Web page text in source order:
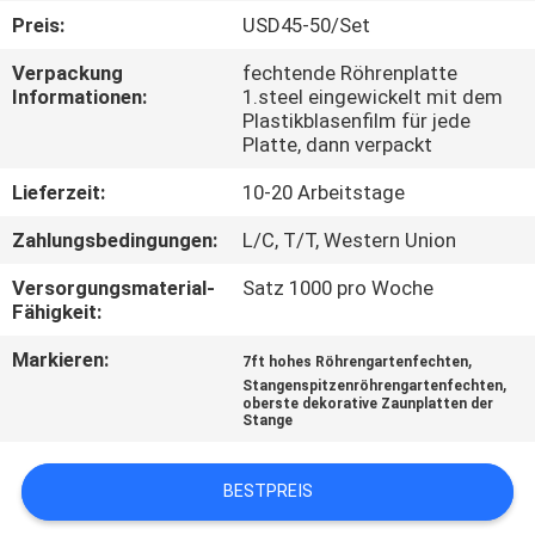
TRETEN
SIE
UNS
VERBINDUNG
FORDERN
SIE
ZITAT
Preis:
USD45-50/Set
Verpackung
Informationen:
fechtende Röhrenplatte
1.steel eingewickelt mit dem
Plastikblasenfilm für jede
Platte, dann verpackt
Lieferzeit:
10-20 Arbeitstage
Zahlungsbedingungen:
L/C, T/T, Western Union
Versorgungsmaterial-
Fähigkeit:
Satz 1000 pro Woche
Markieren: 7ft hohes Röhrengartenfechten,
Stangenspitzenröhrengartenfechten,
oberste dekorative Zaunplatten der
Stange
BESTPREIS